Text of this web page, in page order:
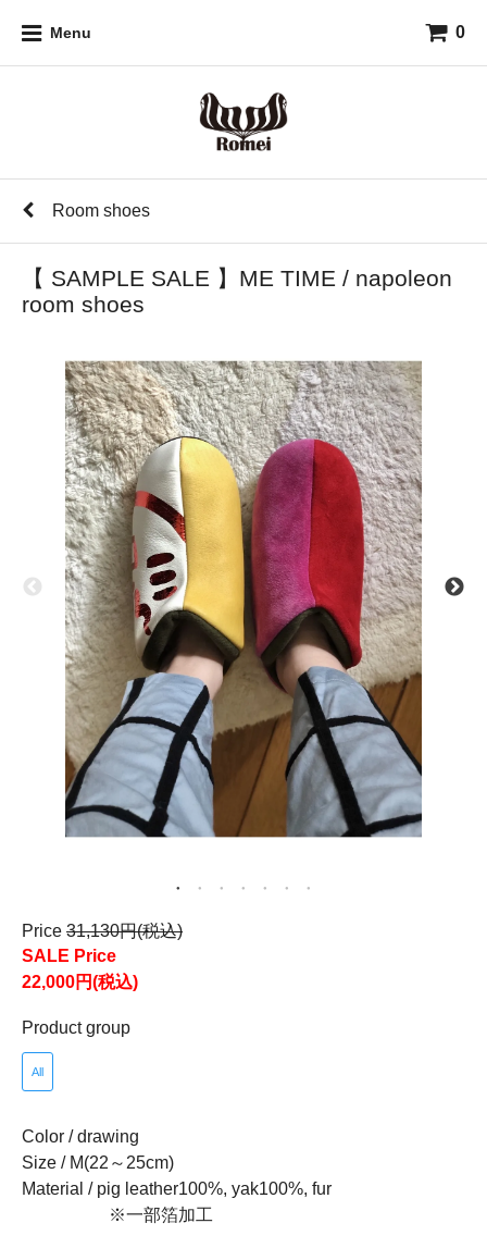
Menu 0
Room shoes
【 SAMPLE SALE 】ME TIME / napoleon
room shoes
Price 31,130円(税込)
SALE Price
22,000円(税込)
Product group
All
Color / drawing
Size / M(22～25cm)
Material / pig leather100%, yak100%, fur
※一部箔加工